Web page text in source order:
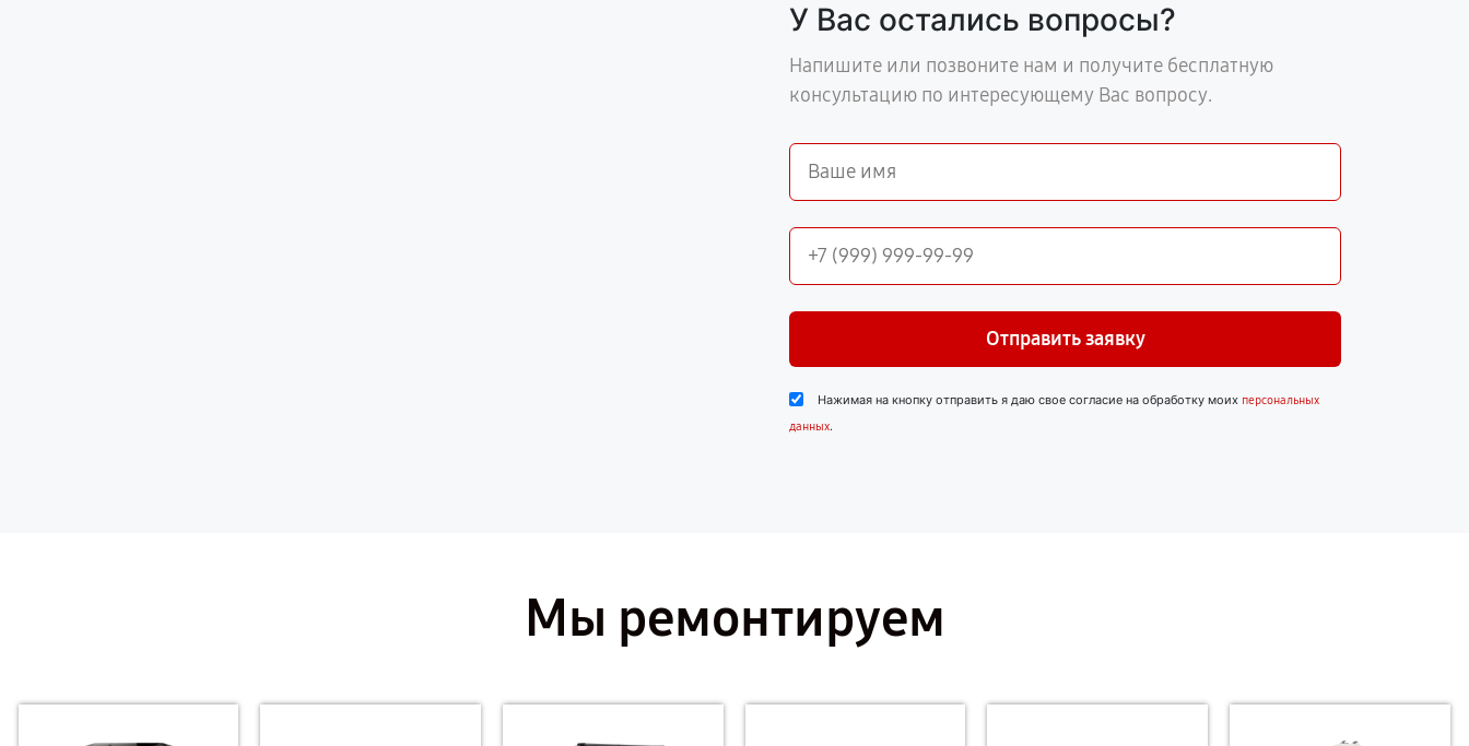
У Вас остались вопросы?
Напишите или позвоните нам и получите бесплатную
консультацию по интересующему Вас вопросу.
Отправить заявку
Нажимая на кнопку отправить я даю свое согласие на обработку моих персональных
данных.
Мы ремонтируем